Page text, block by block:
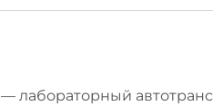
— лабораторный